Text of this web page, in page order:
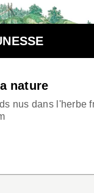
nature
nus dans l'herbe